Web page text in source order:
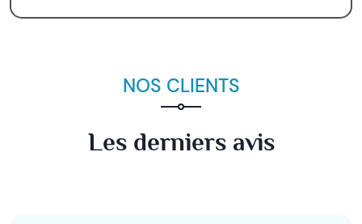
NOS CLIENTS
Les derniers avis